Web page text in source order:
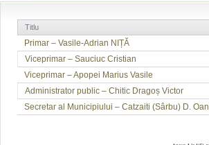
Titlu
Primar – Vasile-Adrian NIȚĂ
Viceprimar – Sauciuc Cristian
Viceprimar – Apopei Marius Vasile
Administrator public – Chitic Dragoș Victor
Secretar al Municipiului – Catzaiti (Sârbu) D.